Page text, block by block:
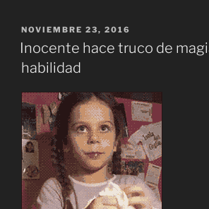
PUBLICADO
EL
NOVIEMBRE 23, 2016
Inocente hace truco de
habilidad